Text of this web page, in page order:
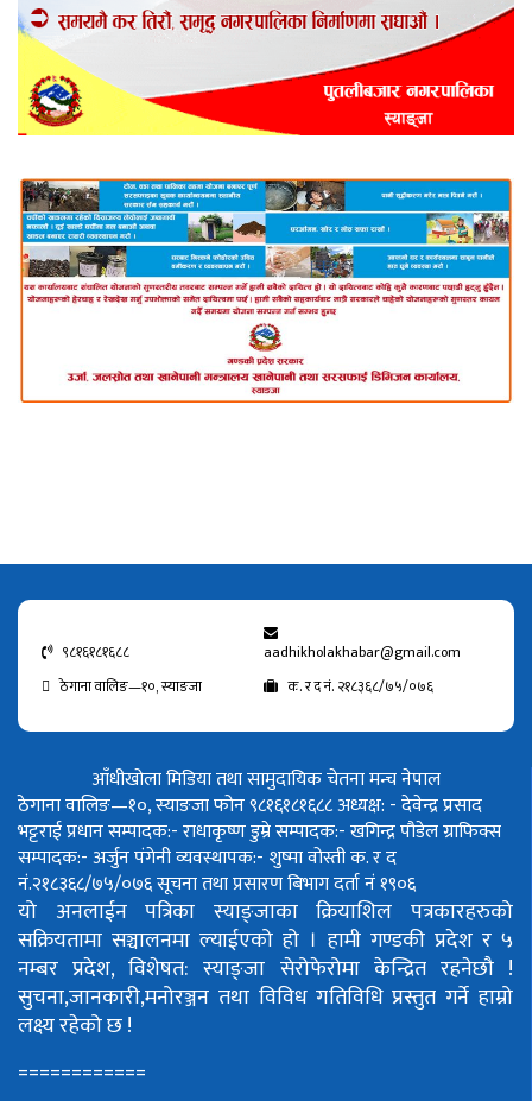
९८१६१८१६८८
aadhikholakhabar@gmail.com
ठेगाना वालिङ—१०, स्याङजा
क. र द नं. २१८३६८/७५/०७६
आँधीखोला मिडिया तथा सामुदायिक चेतना मन्च नेपाल
ठेगाना वालिङ—१०, स्याङजा फोन ९८१६१८१६८८अध्यक्ष: - देवेन्द्र प्रसाद
भट्टराईप्रधान सम्पादक:- राधाकृष्ण डुम्रेसम्पादक:- खगिन्द्र पौडेलग्राफिक्स
सम्पादक:- अर्जुन पंगेनीव्यवस्थापक:- शुष्मा वोस्तीक. र द
नं.२१८३६८/७५/०७६सूचना तथा प्रसारण बिभाग दर्ता नं १९०६
यो अनलाईन पत्रिका स्याङ्जाका क्रियाशिल पत्रकारहरुको
सक्रियतामा सञ्चालनमा ल्याईएको हो । हामी गण्डकी प्रदेश र ५
नम्बर प्रदेश, विशेषत: स्याङ्जा सेरोफेरोमा केन्द्रित रहनेछौ !
सुचना,जानकारी,मनोरञ्जन तथा विविध गतिविधि प्रस्तुत गर्ने हाम्रो
लक्ष्य रहेको छ !
============